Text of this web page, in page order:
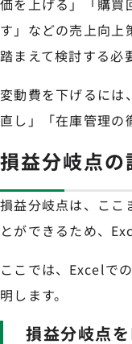
す」などの売上向上
踏まえて検討する必
変動費を下げるには
直し」「在庫管理の
損益分岐点の
損益分岐点は、ここ
とができるため、
ここでは、Excelで
明します。
損益分岐点